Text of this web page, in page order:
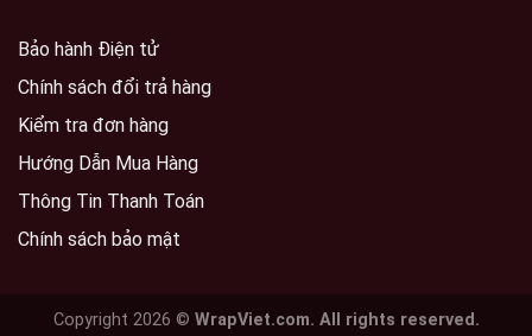
Bảo hành Điện tử
Chính sách đổi trả hàng
Kiểm tra đơn hàng
Hướng Dẫn Mua Hàng
Thông Tin Thanh Toán
Chính sách bảo mật
Copyright 2026 © WrapViet.com. All rights reserved.